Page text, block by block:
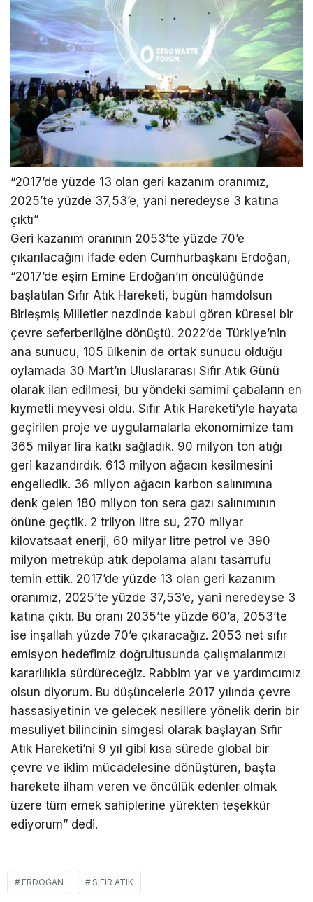
“2017’de yüzde 13 olan geri kazanım oranımız,
2025’te yüzde 37,53’e, yani neredeyse 3 katına
çıktı”
Geri kazanım oranının 2053’te yüzde 70’e
çıkarılacağını ifade eden Cumhurbaşkanı Erdoğan,
“2017’de eşim Emine Erdoğan’ın öncülüğünde
başlatılan Sıfır Atık Hareketi, bugün hamdolsun
Birleşmiş Milletler nezdinde kabul gören küresel bir
çevre seferberliğine dönüştü. 2022’de Türkiye’nin
ana sunucu, 105 ülkenin de ortak sunucu olduğu
oylamada 30 Mart’ın Uluslararası Sıfır Atık Günü
olarak ilan edilmesi, bu yöndeki samimi çabaların en
kıymetli meyvesi oldu. Sıfır Atık Hareketi’yle hayata
geçirilen proje ve uygulamalarla ekonomimize tam
365 milyar lira katkı sağladık. 90 milyon ton atığı
geri kazandırdık. 613 milyon ağacın kesilmesini
engelledik. 36 milyon ağacın karbon salınımına
denk gelen 180 milyon ton sera gazı salınımının
önüne geçtik. 2 trilyon litre su, 270 milyar
kilovatsaat enerji, 60 milyar litre petrol ve 390
milyon metreküp atık depolama alanı tasarrufu
temin ettik. 2017’de yüzde 13 olan geri kazanım
oranımız, 2025’te yüzde 37,53’e, yani neredeyse 3
katına çıktı. Bu oranı 2035’te yüzde 60’a, 2053’te
ise inşallah yüzde 70’e çıkaracağız. 2053 net sıfır
emisyon hedefimiz doğrultusunda çalışmalarımızı
kararlılıkla sürdüreceğiz. Rabbim yar ve yardımcımız
olsun diyorum. Bu düşüncelerle 2017 yılında çevre
hassasiyetinin ve gelecek nesillere yönelik derin bir
mesuliyet bilincinin simgesi olarak başlayan Sıfır
Atık Hareketi’ni 9 yıl gibi kısa sürede global bir
çevre ve iklim mücadelesine dönüştüren, başta
harekete ilham veren ve öncülük edenler olmak
üzere tüm emek sahiplerine yürekten teşekkür
ediyorum” dedi.
ERDOĞAN SIFIR ATIK